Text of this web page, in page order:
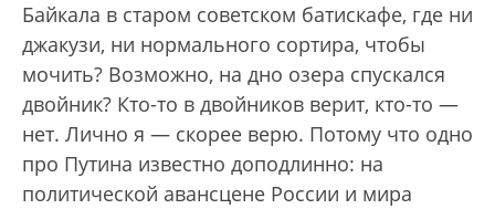
Байкала в старом советском батискафе, где ни
джакузи, ни нормального сортира, чтобы
мочить? Возможно, на дно озера спускался
двойник? Кто-то в двойников верит, кто-то —
нет. Лично я — скорее верю. Потому что одно
про Путина известно доподлинно: на
политической авансцене России и мира